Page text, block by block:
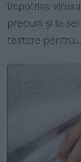
împotriva
precum și la
testare pentru...